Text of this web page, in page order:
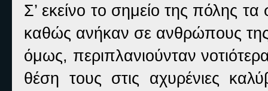
Σ’ εκείνο το σημείο της πόλης
καθώς ανήκαν σε ανθρώπους
όμως, περιπλανιούνταν
θέση τους στις αχυρένιες